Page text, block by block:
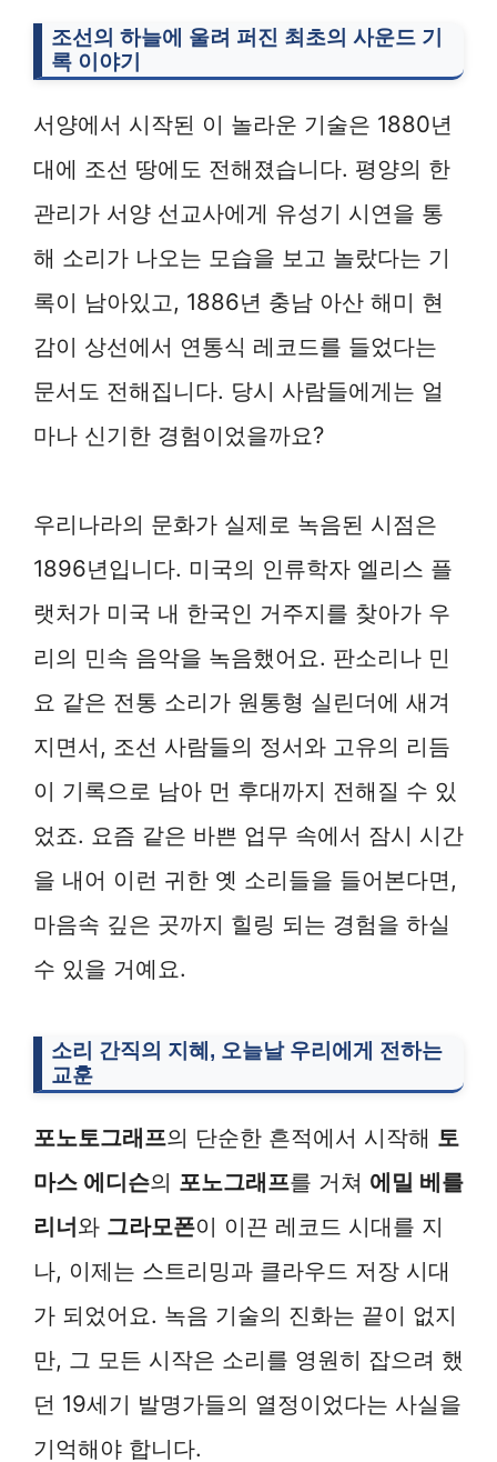
조선의 하늘에 울려 퍼진 최초의 사운드 기
록 이야기
서양에서 시작된 이 놀라운 기술은 1880년
대에 조선 땅에도 전해졌습니다. 평양의 한
관리가 서양 선교사에게 유성기 시연을 통
해 소리가 나오는 모습을 보고 놀랐다는 기
록이 남아있고, 1886년 충남 아산 해미 현
감이 상선에서 연통식 레코드를 들었다는
문서도 전해집니다. 당시 사람들에게는 얼
마나 신기한 경험이었을까요?
우리나라의 문화가 실제로 녹음된 시점은
1896년입니다. 미국의 인류학자 엘리스 플
랫처가 미국 내 한국인 거주지를 찾아가 우
리의 민속 음악을 녹음했어요. 판소리나 민
요 같은 전통 소리가 원통형 실린더에 새겨
지면서, 조선 사람들의 정서와 고유의 리듬
이 기록으로 남아 먼 후대까지 전해질 수 있
었죠. 요즘 같은 바쁜 업무 속에서 잠시 시간
을 내어 이런 귀한 옛 소리들을 들어본다면,
마음속 깊은 곳까지 힐링 되는 경험을 하실
수 있을 거예요.
소리 간직의 지혜, 오늘날 우리에게 전하는
교훈
포노토그래프의 단순한 흔적에서 시작해 토
마스 에디슨의 포노그래프를 거쳐 에밀 베를
리너와 그라모폰이 이끈 레코드 시대를 지
나, 이제는 스트리밍과 클라우드 저장 시대
가 되었어요. 녹음 기술의 진화는 끝이 없지
만, 그 모든 시작은 소리를 영원히 잡으려 했
던 19세기 발명가들의 열정이었다는 사실을
기억해야 합니다.